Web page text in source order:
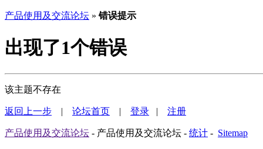
产品使用及交流论坛 » 错误提示
出现了1个错误
该主题不存在
返回上一步 | 论坛首页 | 登录 | 注册
产品使用及交流论坛 - 产品使用及交流论坛 - 统计 - Sitemap